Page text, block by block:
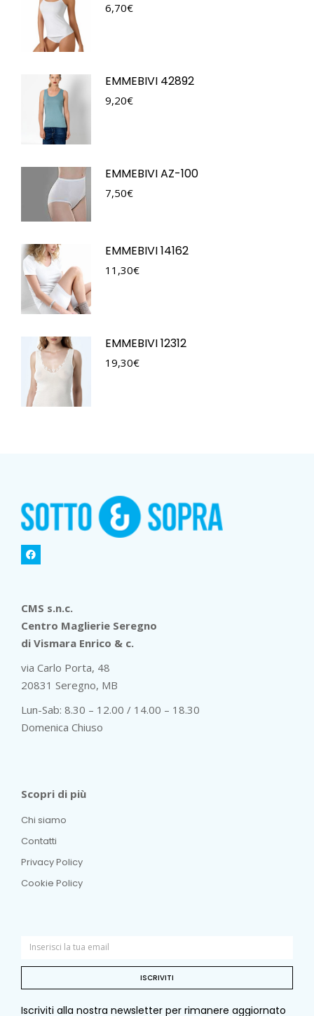
6,70€
EMMEBIVI 42892
9,20€
EMMEBIVI AZ-100
7,50€
EMMEBIVI 14162
11,30€
EMMEBIVI 12312
19,30€
CMS s.n.c.
Centro Maglierie Seregno
di Vismara Enrico & c.
via Carlo Porta, 48
20831 Seregno, MB
Lun-Sab: 8.30 – 12.00 / 14.00 – 18.30
Domenica Chiuso
Scopri di più
Chi siamo
Contatti
Privacy Policy
Cookie Policy
ISCRIVITI
Iscriviti alla nostra newsletter per rimanere aggiornato